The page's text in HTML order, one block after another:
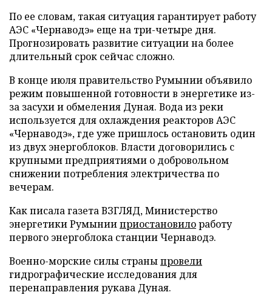
По ее словам, такая ситуация гарантирует работу
АЭС «Чернаводэ» еще на три-четыре дня.
Прогнозировать развитие ситуации на более
длительный срок сейчас сложно.
В конце июля правительство Румынии объявило
режим повышенной готовности в энергетике из-
за засухи и обмеления Дуная. Вода из реки
используется для охлаждения реакторов АЭС
«Чернаводэ», где уже пришлось остановить один
из двух энергоблоков. Власти договорились с
крупными предприятиями о добровольном
снижении потребления электричества по
вечерам.
Как писала газета ВЗГЛЯД, Министерство
энергетики Румынииприостановилоработу
первого энергоблока станции Чернаводэ.
Военно-морские силы страныпровели
гидрографические исследования для
перенаправления рукава Дуная.